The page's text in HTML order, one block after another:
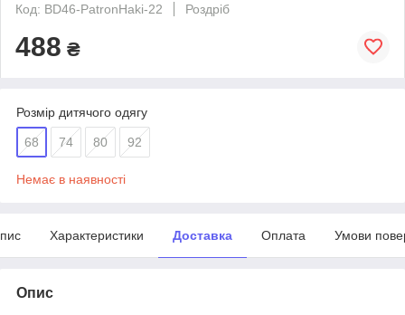
Код: BD46-PatronHaki-22
Роздріб
488 ₴
Розмір дитячого одягу
68 74 80 92
Немає в наявності
Характеристики Доставка Оплата Умови
Опис